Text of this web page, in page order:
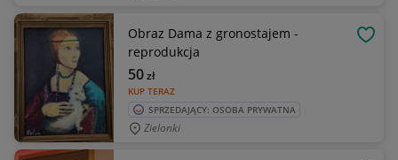
Obraz Dama z gronostajem -
reprodukcja
KUP TERAZ
50zł
SPRZEDAJĄCY: OSOBA PRYWATNA
Zielonki